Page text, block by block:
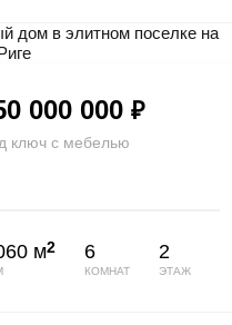
000 000 ₽
ключ с мебелью
м2 6
КОМНАТ
2
ЭТАЖ